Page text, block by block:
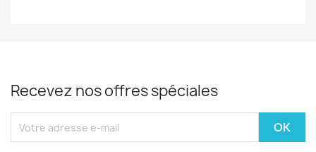
Recevez nos offres spéciales